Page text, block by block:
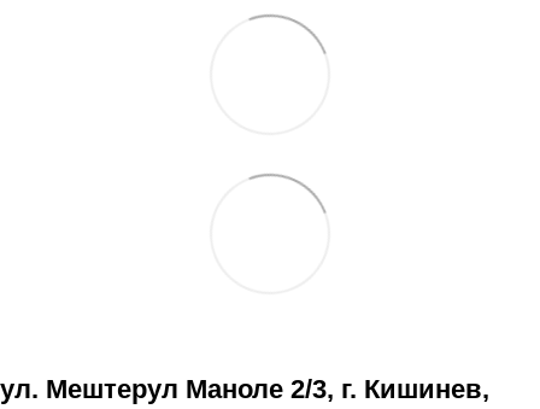
ул. Мештерул Маноле 2/3, г. Кишинев,